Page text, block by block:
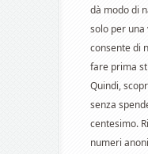
dà modo di
solo per una
consente di
fare prima
Quindi,
senza
centesimo.
numeri